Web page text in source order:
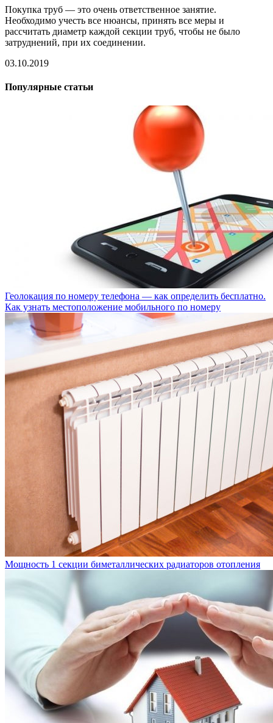
Покупка труб — это очень ответственное занятие.
Необходимо учесть все нюансы, принять все меры и
рассчитать диаметр каждой секции труб, чтобы не было
затруднений, при их соединении.
03.10.2019
Популярные статьи
Геолокация по номеру телефона — как определить бесплатно.
Как узнать местоположение мобильного по номеру
Мощность 1 секции биметаллических радиаторов отопления